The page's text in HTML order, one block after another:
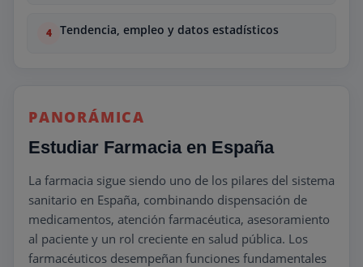
Tendencia, empleo y datos estadísticos
PANORÁMICA
Estudiar Farmacia en España
La farmacia sigue siendo uno de los pilares del sistema
sanitario en España, combinando dispensación de
medicamentos, atención farmacéutica, asesoramiento
al paciente y un rol creciente en salud pública. Los
farmacéuticos desempeñan funciones fundamentales